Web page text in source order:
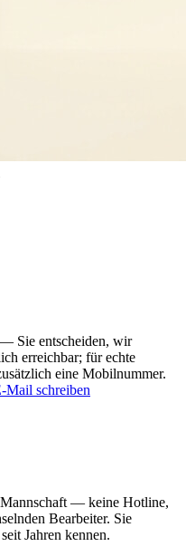
Sie entscheiden, wir
erreichbar; für echte
eine Mobilnummer.
Mail schreiben
— keine Hotline,
Bearbeiter. Sie
Jahren kennen.